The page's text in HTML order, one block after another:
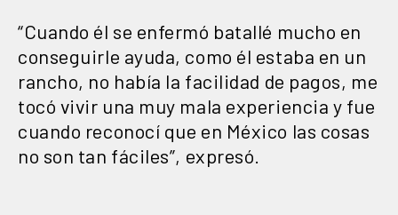
“Cuando él se enfermó batallé mucho en
conseguirle ayuda, como él estaba en un
rancho, no había la facilidad de pagos, me
tocó vivir una muy mala experiencia y fue
cuando reconocí que en México las cosas
no son tan fáciles”, expresó.